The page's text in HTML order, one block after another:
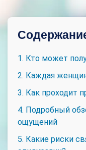
1. Кто может
2. Каждая
3. Как проходит
4. Подробный
ощущений
5. Какие риски